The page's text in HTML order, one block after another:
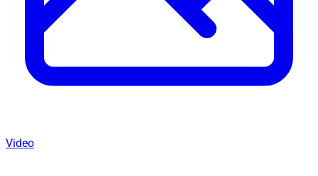
Video